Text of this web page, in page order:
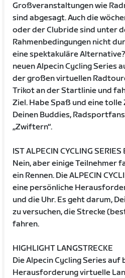
Großveranstaltungen wie
sind abgesagt. Auch die
oder der Clubride sind unter
Rahmenbedingungen nicht
eine spektakuläre
neuen Alpecin Cycling Series
der großen virtuellen
Trikot an der Startlinie und
Ziel. Habe Spaß und eine
Deinen Buddies,
„Zwiftern“.
IST ALPECIN CYCLING
Nein, aber einige Teilnehmer
ein Rennen. Die ALPECIN
eine persönliche
und die Uhr. Es geht darum,
zu versuchen, die Strecke
fahren.
HIGHLIGHT LANGSTRECKE
Die Alpecin Cycling Series
Herausforderung virtuelle